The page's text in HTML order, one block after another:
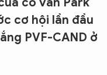
cơ hội lần đầu
PVF-CAND ở